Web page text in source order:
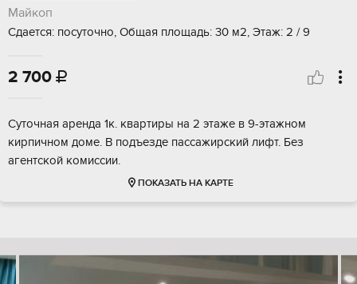
Майкоп
Сдается: посуточно, Общая площадь: 30 м2, Этаж: 2 / 9
2 700 
Суточная аренда 1к. квартиры на 2 этаже в 9-этажном
кирпичном доме. В подъезде пассажирский лифт. Без
агентской комиссии.
ПОКАЗАТЬ НА КАРТЕ